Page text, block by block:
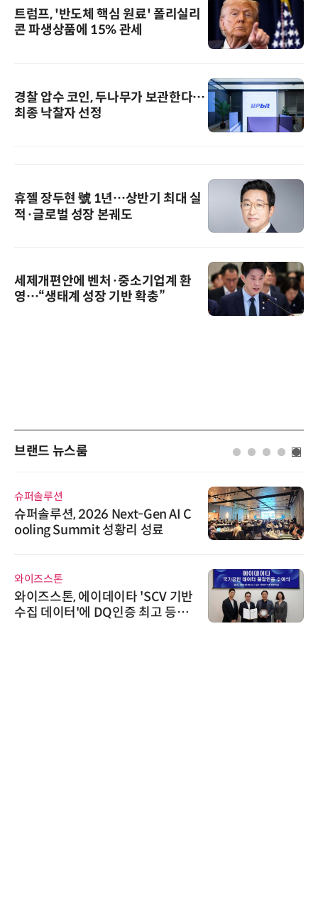
트럼프, '반도체 핵심 원료' 폴리실리
콘 파생상품에 15% 관세
경찰 압수 코인, 두나무가 보관한다…
최종 낙찰자 선정
휴젤 장두현 號 1년…상반기 최대 실
적·글로벌 성장 본궤도
세제개편안에 벤처·중소기업계 환
영…“생태계 성장 기반 확충”
브랜드 뉴스룸
C
반
급
시놀로지, SK네트웍스서비스와
상 보안 카메라 국내 독점 판매 파
비쉐이, 모든 주요 리모컨 코드 지
원하는 TSOP15300 시리즈 IR